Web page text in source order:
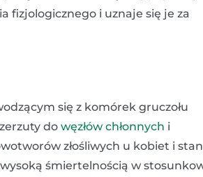
fizjologicznego i uznaje się je za
się z komórek gruczołu
do węzłów chłonnych i
złośliwych u kobiet i
śmiertelnością w